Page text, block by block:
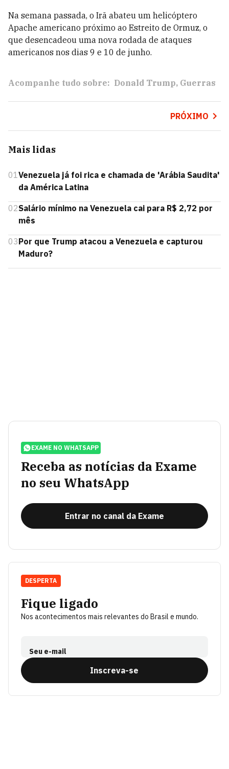
Na semana passada, o Irã abateu um helicóptero
Apache americano próximo ao Estreito de Ormuz, o
que desencadeou uma nova rodada de ataques
americanos nos dias 9 e 10 de junho.
Acompanhe tudo sobre: Donald Trump Guerras
PRÓXIMO
Mais lidas
01Venezuela já foi rica e chamada de 'Arábia Saudita'
da América Latina
02Salário mínimo na Venezuela cai para R$ 2,72 por
mês
03Por que Trump atacou a Venezuela e capturou
Maduro?
EXAME NO WHATSAPP
Receba as notícias da Exame
no seu WhatsApp
Entrar no canal da Exame
Fique ligado
Nos acontecimentos mais relevantes do Brasil e mundo.
Seu e-mail
Inscreva-se
DESPERTA